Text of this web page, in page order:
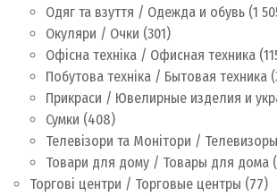
Одяг та взуття / Одежда и обувь (1
Окуляри / Очки (301)
Офісна техніка / Офисная техника
Побутова техніка / Бытовая техника
Прикраси / Ювелирные изделия и
Сумки (408)
Телевізори та Монітори /
Товари для дому / Товары для дома
Торгові центри / Торговые центры (77)